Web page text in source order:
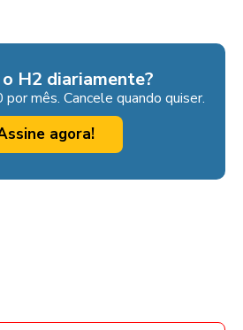
H2 diariamente?
mês. Cancele quando quiser.
agora!